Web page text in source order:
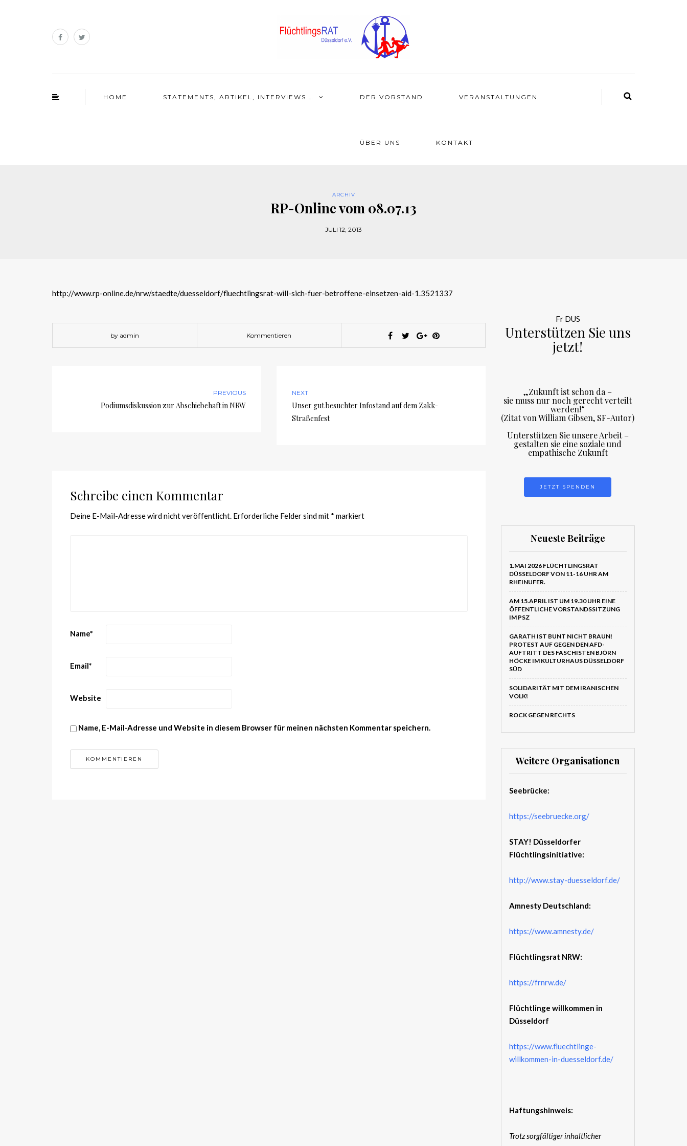
HOME STATEMENTS, ARTIKEL, INTERVIEWS … DER VORSTAND VERANSTALTUNGEN
ÜBER UNS KONTAKT
ARCHIV
RP-Online vom 08.07.13
JULI 12, 2013
http://www.rp-online.de/nrw/staedte/duesseldorf/fluechtlingsrat-will-sich-fuer-betroffene-einsetzen-aid-1.3521337
by admin Kommentieren
PREVIOUS
Podiumsdiskussion zur Abschiebehaft in NRW
NEXT
Unser gut besuchter Infostand auf dem Zakk-
Straßenfest
Schreibe einen Kommentar
Deine E-Mail-Adresse wird nicht veröffentlicht. Erforderliche Felder sind mit * markiert
Name*
Email*
Website
Name, E-Mail-Adresse und Website in diesem Browser für meinen nächsten Kommentar speichern.
Fr DUS
Unterstützen Sie uns
jetzt!
„Zukunft ist schon da –
sie muss nur noch gerecht verteilt
werden!“
(Zitat von William Gibsen, SF-Autor)
Unterstützen Sie unsere Arbeit –
gestalten sie eine soziale und
empathische Zukunft
JETZT SPENDEN
Neueste Beiträge
1.MAI 2026 FLÜCHTLINGSRAT
DÜSSELDORF VON 11-16 UHR AM
RHEINUFER.
AM 15.APRIL IST UM 19.30 UHR EINE
ÖFFENTLICHE VORSTANDSSITZUNG
IM PSZ
GARATH IST BUNT NICHT BRAUN!
PROTEST AUF GEGEN DEN AFD-
AUFTRITT DES FASCHISTEN BJÖRN
HÖCKE IM KULTURHAUS DÜSSELDORF
SÜD
SOLIDARITÄT MIT DEM IRANISCHEN
VOLK!
ROCK GEGEN RECHTS
Weitere Organisationen
Seebrücke:
https://seebruecke.org/
STAY! Düsseldorfer
Flüchtlingsinitiative:
http://www.stay-duesseldorf.de/
Amnesty Deutschland:
https://www.amnesty.de/
Flüchtlingsrat NRW:
https://frnrw.de/
Flüchtlinge willkommen in
Düsseldorf
https://www.fluechtlinge-
willkommen-in-duesseldorf.de/
Haftungshinweis:
Trotz sorgfältiger inhaltlicher